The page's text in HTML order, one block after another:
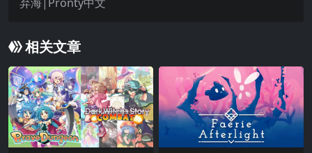
相关文章